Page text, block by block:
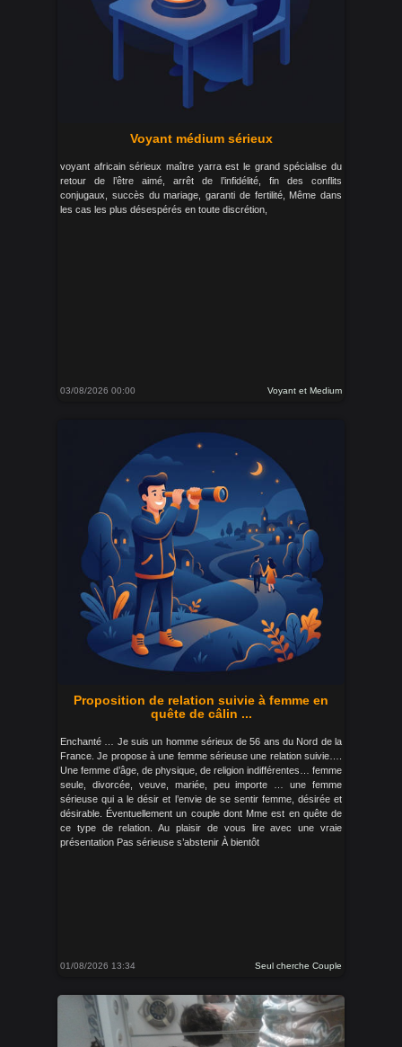
Voyant médium sérieux
voyant africain sérieux maître yarra est le grand spécialise du
retour de l’être aimé, arrêt de l’infidélité, fin des conflits
conjugaux, succès du mariage, garanti de fertilité, Même dans
les cas les plus désespérés en toute discrétion,
03/08/2026 00:00 Voyant et Medium
Proposition de relation suivie à femme en
quête de câlin ...
Enchanté … Je suis un homme sérieux de 56 ans du Nord de la
France. Je propose à une femme sérieuse une relation suivie….
Une femme d’âge, de physique, de religion indifférentes… femme
seule, divorcée, veuve, mariée, peu importe … une femme
sérieuse qui a le désir et l’envie de se sentir femme, désirée et
désirable. Éventuellement un couple dont Mme est en quête de
ce type de relation. Au plaisir de vous lire avec une vraie
présentation Pas sérieuse s’abstenir À bientôt
01/08/2026 13:34 Seul cherche Couple